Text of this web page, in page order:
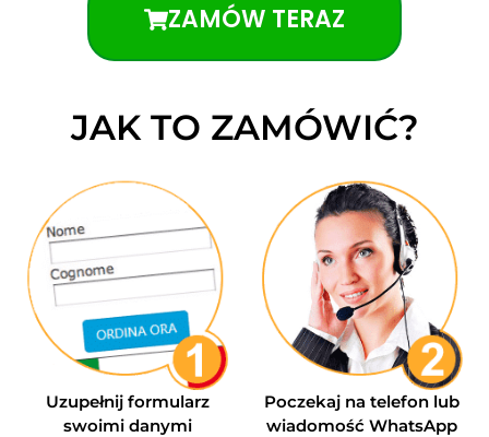
ZAMÓW TERAZ
JAK TO ZAMÓWIĆ?
Uzupełnij formularz
swoimi danymi
Poczekaj na telefon lub
wiadomość WhatsApp